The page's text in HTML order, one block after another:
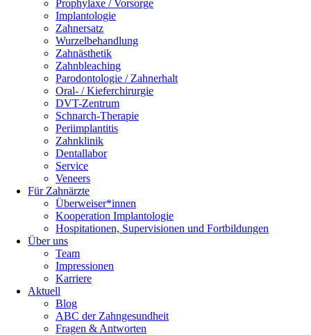
Prophylaxe / Vorsorge
Implantologie
Zahnersatz
Wurzelbehandlung
Zahnästhetik
Zahnbleaching
Parodontologie / Zahnerhalt
Oral- / Kieferchirurgie
DVT-Zentrum
Schnarch-Therapie
Periimplantitis
Zahnklinik
Dentallabor
Service
Veneers
Für Zahnärzte
Überweiser*innen
Kooperation Implantologie
Hospitationen, Supervisionen und Fortbildungen
Über uns
Team
Impressionen
Karriere
Aktuell
Blog
ABC der Zahngesundheit
Fragen & Antworten